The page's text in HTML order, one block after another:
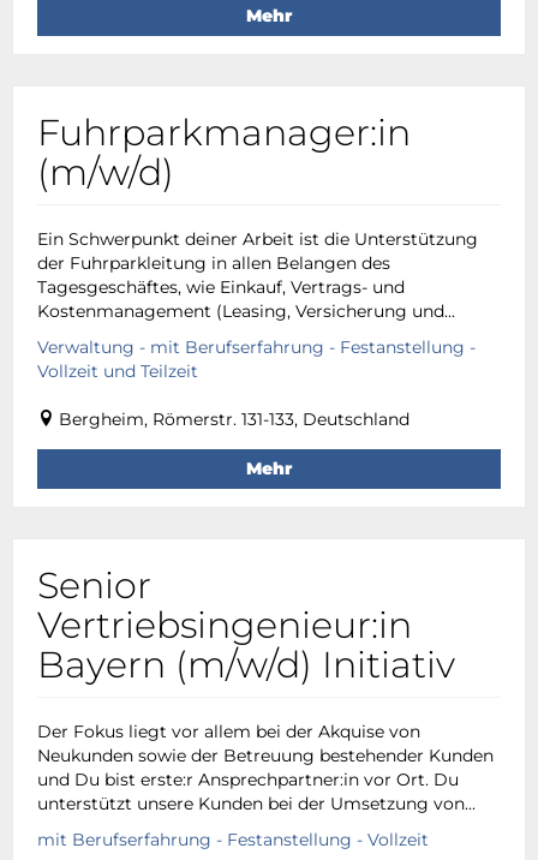
Mehr
Fuhrparkmanager:in
(m/w/d)
Ein Schwerpunkt deiner Arbeit ist die Unterstützung
der Fuhrparkleitung in allen Belangen des
Tagesgeschäftes, wie Einkauf, Vertrags- und
Kostenmanagement (Leasing, Versicherung und...
Verwaltung - mit Berufserfahrung - Festanstellung -
Vollzeit und Teilzeit
Bergheim, Römerstr. 131-133, Deutschland
Mehr
Senior
Vertriebsingenieur:in
Bayern (m/w/d) Initiativ
Der Fokus liegt vor allem bei der Akquise von
Neukunden sowie der Betreuung bestehender Kunden
und Du bist erste:r Ansprechpartner:in vor Ort. Du
unterstützt unsere Kunden bei der Umsetzung von...
mit Berufserfahrung - Festanstellung - Vollzeit